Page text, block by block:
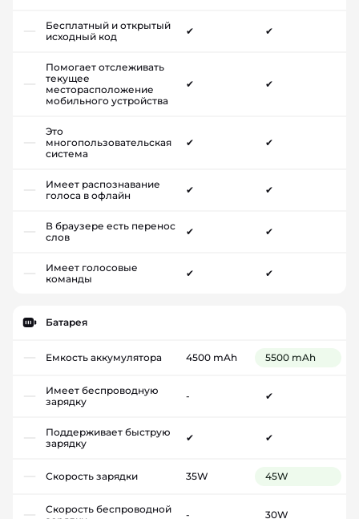
Бесплатный и открытый
исходный код
✔ ✔
Помогает отслеживать
текущее
месторасположение
мобильного устройства
✔ ✔
Это
многопользовательская
система
✔ ✔
Имеет распознавание
голоса в офлайн
✔ ✔
В браузере есть перенос
слов
✔ ✔
Имеет голосовые
команды
✔ ✔
Батарея
Емкость аккумулятора 4500 mAh 5500 mAh
Имеет беспроводную
зарядку
- ✔
Поддерживает быструю
зарядку
✔ ✔
Скорость зарядки 35W 45W
Скорость беспроводной
- 30W